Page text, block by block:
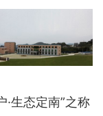
·生态定南”之称